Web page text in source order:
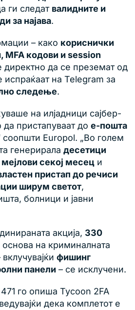
ги следат валидните и
за најава.
– како кориснички
кодови и session
да се преземат од
испраќаат на Telegram за
следење.
на илјадници сајбер-
да пристапуваат до е-пошта
соопшти Europol. „Во голем
генерирала десетици
секој месец и
пристап до речиси
ширум светот,
болници и јавни
акција, 330
на криминалната
фишинг
панели – се исклучени.
го опиша Tycoon 2FA
дека комплетот е